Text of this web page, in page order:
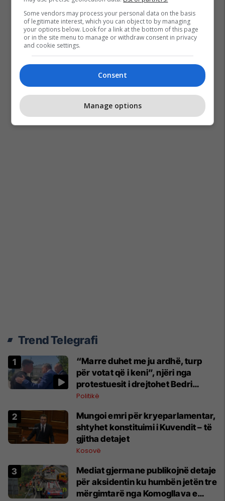
Trend Telegrafi
“Marre duhet me ju ardhë, turp
për votat që i keni”, njëri nga
protestuesit i drejtohet Bedri
Hamzës
Politikë
Mungoi emri për kryeparlamentar,
shtyhet konstituimi i Kuvendit – të
gjitha detajet
Kosovë
Mediat gjermane publikojnë detaje
për aksidentin ku humbën jetën tre
mërgimtarë nga Komogllava e
Some vendors may process your personal data on the basis
of legitimate interest, which you can object to by managing
your options below. Look for a link at the bottom of this page
or in the site menu to manage or withdraw consent in privacy
and cookie settings.
Consent
Manage options